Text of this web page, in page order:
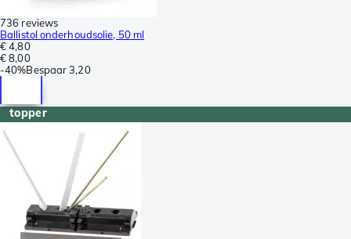
736 reviews
Ballistol onderhoudsolie, 50 ml
€ 4,80
€ 8,00
-40%Bespaar 3,20
topper